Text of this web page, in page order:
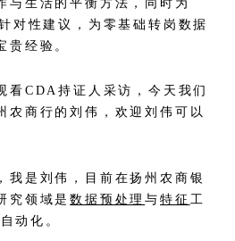
与生活的平衡方法，同时为
对性建议，为零基础转岗数据
贵经验。
看CDA持证人采访，今天我们
农商行的刘伟，欢迎刘伟可以
我是刘伟，目前在扬州农商银
究领域是数据预处理与特征 工
动化。